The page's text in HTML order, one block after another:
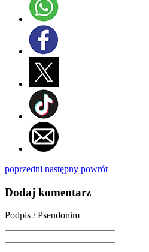
poprzedni następny powrót
Dodaj komentarz
Podpis / Pseudonim